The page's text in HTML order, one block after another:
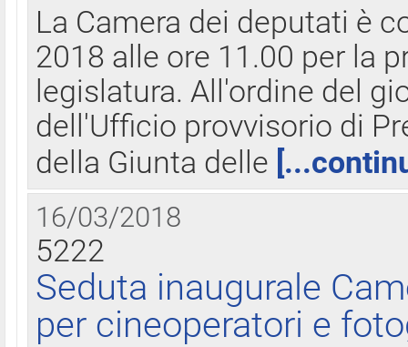
La Camera dei deputati è
2018 alle ore 11.00 per la
legislatura. All'ordine del
dell'Ufficio provvisorio di
della Giunta delle
16/03/2018
5222
Seduta inaugurale
per cineoperatori e